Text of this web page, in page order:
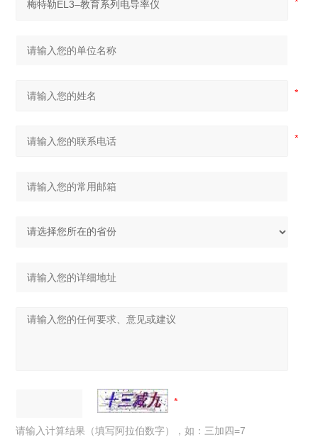
请输入计算结果（填写阿拉伯数字），如：三加四=7